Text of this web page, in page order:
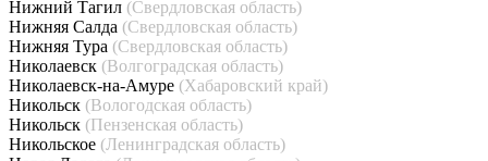
Нижний Тагил (Свердловская область)
Нижняя Салда (Свердловская область)
Нижняя Тура (Свердловская область)
Николаевск (Волгоградская область)
Николаевск-на-Амуре (Хабаровский край)
Никольск (Вологодская область)
Никольск (Пензенская область)
Никольское (Ленинградская область)